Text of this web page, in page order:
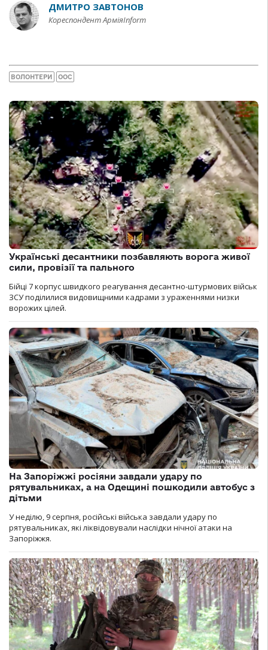
ДМИТРО ЗАВТОНОВ
Кореспондент АрміяInform
ВОЛОНТЕРИ ООС
Українські десантники позбавляють ворога живої
сили, провізії та пального
Бійці 7 корпус швидкого реагування десантно-штурмових військ
ЗСУ поділилися видовищними кадрами з ураженнями низки
ворожих цілей.
На Запоріжжі росіяни завдали удару по
рятувальниках, а на Одещині пошкодили автобус з
дітьми
У неділю, 9 серпня, російські війська завдали удару по
рятувальниках, які ліквідовували наслідки нічної атаки на
Запоріжжя.